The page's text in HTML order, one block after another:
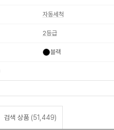
자동세척
2등급
블랙
검색 상품 (51,449)